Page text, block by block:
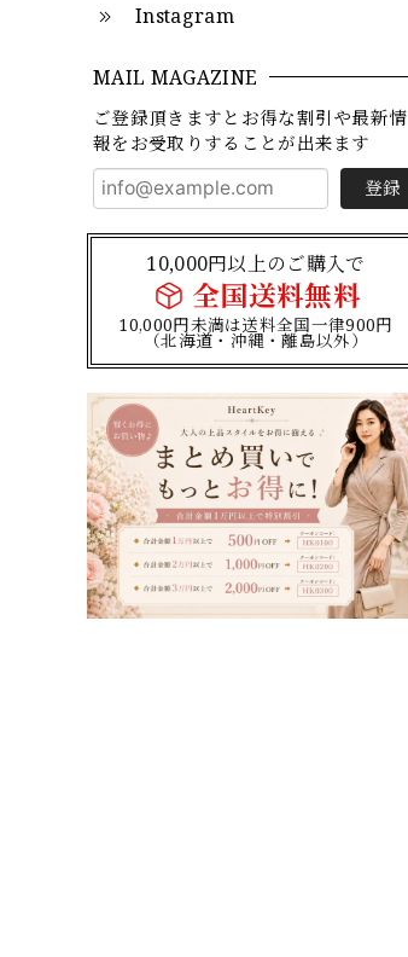
Instagram
MAIL MAGAZINE
ご登録頂きますとお得な割引や最新情
報をお受取りすることが出来ます
登録
10,000円以上のご購入で
全国送料無料
10,000円未満は送料全国一律900円
（北海道・沖縄・離島以外）